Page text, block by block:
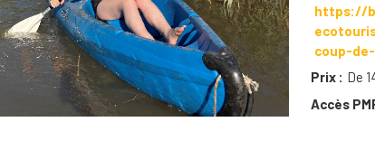
https://
coup-
Prix
De
Accès